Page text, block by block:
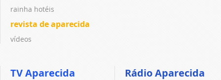
rainha hotéis
revista de aparecida
vídeos
TV Aparecida Rádio Aparecida